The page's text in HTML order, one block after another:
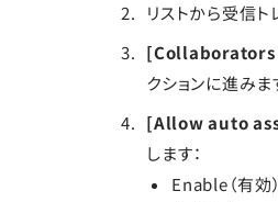
リストから受信ト
[Collaborators
クションに進みま
[Allow auto
します：
Enable（有効